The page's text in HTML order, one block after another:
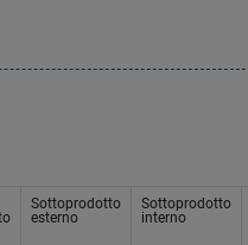
Sottoprodotto
esterno
Sottoprodotto
interno